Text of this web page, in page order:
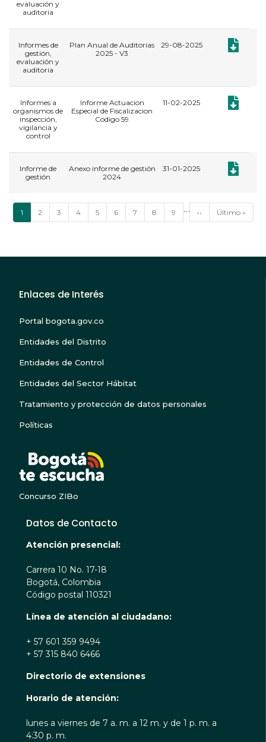
evaluación y
auditoria
Informes de
gestión,
evaluación y
auditoria
Plan Anual de Auditorias
2025 - V3
29-08-2025
Informes a
organismos de
inspección,
vigilancia y
control
Informe Actuacion
Especial de Fiscalizacion
Codigo 59
11-02-2025
​Informe de
gestión
Anexo informe de gestión
2024
31-01-2025
Paginación
Página
actual
1 Página
2 Página
3 Página
4 Página
5 Página
6 Página
7 Página
8 Página
9 …
Siguiente
página
››
Última
página
Último »
Enlaces de Interés
Portal bogota.gov.co
Entidades del Distrito
Entidades de Control
Entidades del Sector Hábitat
Tratamiento y protección de datos personales
Políticas
Concurso ZIBo
Datos de Contacto
Atención presencial:
Carrera 10 No. 17-18
Bogotá, Colombia
Código postal 110321
Línea de atención al ciudadano:
+ 57 601 359 9494
+ 57 315 840 6466
Directorio de extensiones
Horario de atención:
lunes a viernes de 7 a. m. a 12 m. y de 1 p. m. a
4:30 p. m.